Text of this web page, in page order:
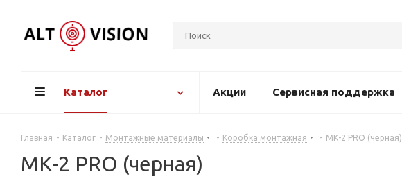
Каталог Акции Сервисная поддержка
Главная - Каталог - Монтажные материалы - Коробка монтажная - МК-2 PRO (черная)
МК-2 PRO (черная)